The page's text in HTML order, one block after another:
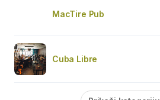
MacTire Pub
Cuba Libre